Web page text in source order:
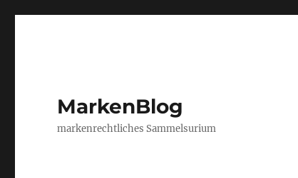
MarkenBlog
markenrechtliches Sammelsurium